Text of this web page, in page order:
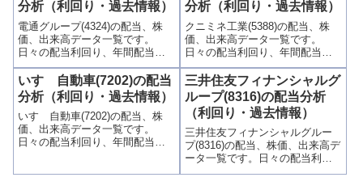
でわかりやすく掲載、配当利回
りランキングも参考に！
分析（利回り・過去情報）
電通グループ(4324)の配当、株
価、出来高データ一覧です。
日々の配当利回り、年間配当比
較、株価や出来高との関連、高
額配当目的の買い時チャンスな
ど、表とグラフでわかりやすく
掲載、配当利回りランキングも
参考に！
分析（利回り・過去情報）
クニミネ工業(5388)の配当、株
価、出来高データ一覧です。
日々の配当利回り、年間配当比
較、株価や出来高との関連、高
額配当目的の買い時チャンスな
ど、表とグラフでわかりやすく
掲載、配当利回りランキングも
参考に！
いすゞ自動車(7202)の配当
分析（利回り・過去情報）
いすゞ自動車(7202)の配当、株
価、出来高データ一覧です。
日々の配当利回り、年間配当比
三井住友フィナンシャルグ
ループ(8316)の配当分析
（利回り・過去情報）
三井住友フィナンシャルグルー
プ(8316)の配当、株価、出来高デ
ータ一覧です。日々の配当利回
り、年間配当比較、株価や出来